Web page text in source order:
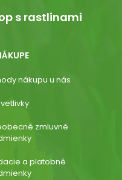
s rastlinami
nákupu u nás
zmluvné
a platobné